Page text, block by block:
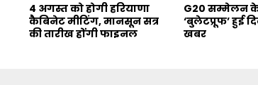
4 अगस्त को होगी हरियाणा
कैबिनेट मीटिंग, मानसून सत्र
की तारीख होंगी फाइनल
G20 सम्मेलन
‘बुलेटप्रूफ’ हुई
खबर